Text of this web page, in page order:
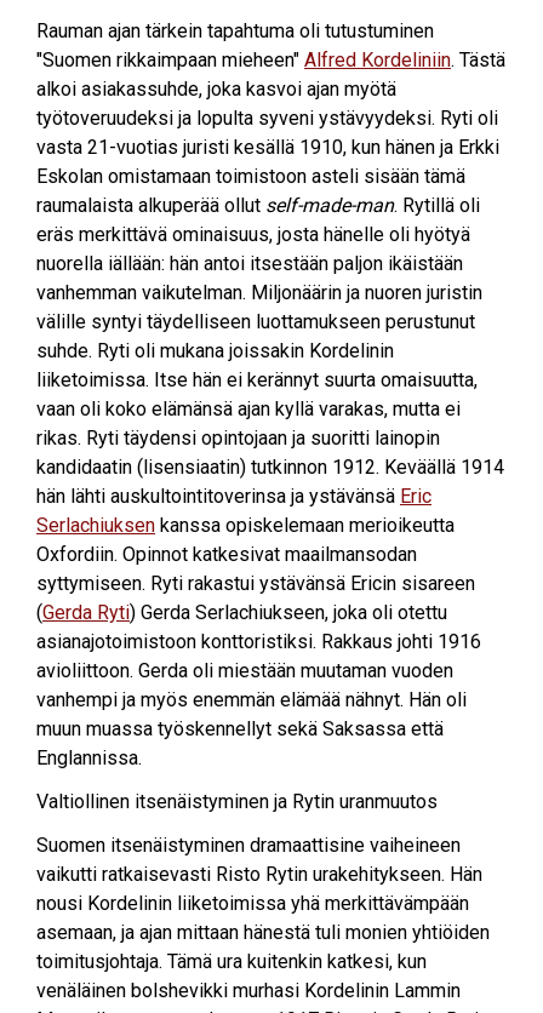
Rauman ajan tärkein tapahtuma oli tutustuminen
"Suomen rikkaimpaan mieheen" Alfred Kordeliniin. Tästä
alkoi asiakassuhde, joka kasvoi ajan myötä
työtoveruudeksi ja lopulta syveni ystävyydeksi. Ryti oli
vasta 21-vuotias juristi kesällä 1910, kun hänen ja Erkki
Eskolan omistamaan toimistoon asteli sisään tämä
raumalaista alkuperää ollut self-made-man. Rytillä oli
eräs merkittävä ominaisuus, josta hänelle oli hyötyä
nuorella iällään: hän antoi itsestään paljon ikäistään
vanhemman vaikutelman. Miljonäärin ja nuoren juristin
välille syntyi täydelliseen luottamukseen perustunut
suhde. Ryti oli mukana joissakin Kordelinin
liiketoimissa. Itse hän ei kerännyt suurta omaisuutta,
vaan oli koko elämänsä ajan kyllä varakas, mutta ei
rikas. Ryti täydensi opintojaan ja suoritti lainopin
kandidaatin (lisensiaatin) tutkinnon 1912. Keväällä 1914
hän lähti auskultointitoverinsa ja ystävänsä Eric
Serlachiuksen kanssa opiskelemaan merioikeutta
Oxfordiin. Opinnot katkesivat maailmansodan
syttymiseen. Ryti rakastui ystävänsä Ericin sisareen
(Gerda Ryti) Gerda Serlachiukseen, joka oli otettu
asianajotoimistoon konttoristiksi. Rakkaus johti 1916
avioliittoon. Gerda oli miestään muutaman vuoden
vanhempi ja myös enemmän elämää nähnyt. Hän oli
muun muassa työskennellyt sekä Saksassa että
Englannissa.
Valtiollinen itsenäistyminen ja Rytin uranmuutos
Suomen itsenäistyminen dramaattisine vaiheineen
vaikutti ratkaisevasti Risto Rytin urakehitykseen. Hän
nousi Kordelinin liiketoimissa yhä merkittävämpään
asemaan, ja ajan mittaan hänestä tuli monien yhtiöiden
toimitusjohtaja. Tämä ura kuitenkin katkesi, kun
venäläinen bolshevikki murhasi Kordelinin Lammin